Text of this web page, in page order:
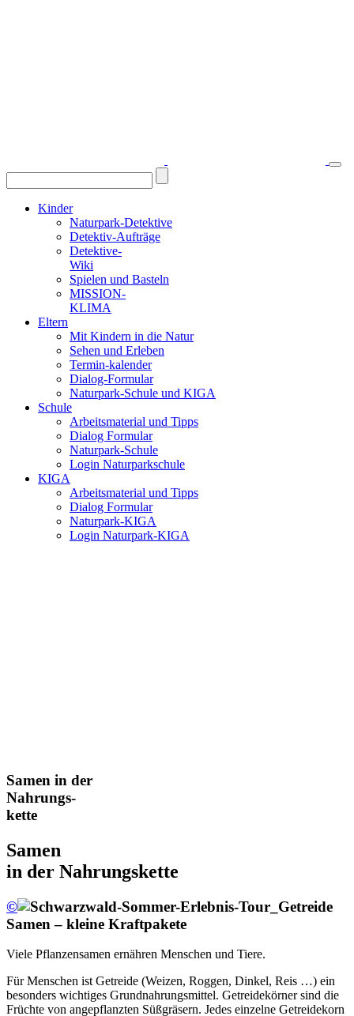
Kinder
Naturpark-Detektive
Detektiv-Aufträge
Detektive-
Wiki
Spielen und Basteln
MISSION-
KLIMA
Eltern
Mit Kindern in die Natur
Sehen und Erleben
Termin-kalender
Dialog-Formular
Naturpark-Schule und KIGA
Schule
Arbeitsmaterial und Tipps
Dialog Formular
Naturpark-Schule
Login Naturparkschule
KIGA
Arbeitsmaterial und Tipps
Dialog Formular
Naturpark-KIGA
Login Naturpark-KIGA
Samen in der
Nahrungs-
kette
Samen
in der Nahrungskette
©
Samen – kleine Kraftpakete
Viele Pflanzensamen ernähren Menschen und Tiere.
Für Menschen ist Getreide (Weizen, Roggen, Dinkel, Reis …) ein
besonders wichtiges Grundnahrungsmittel. Getreidekörner sind die
Früchte von angepflanzten Süßgräsern. Jedes einzelne Getreidekorn